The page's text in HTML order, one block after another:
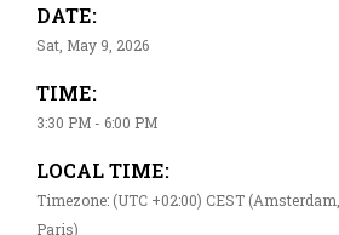
DATE:
Sat, May 9, 2026
TIME:
3:30 PM - 6:00 PM
LOCAL TIME:
Timezone: (UTC +02:00) CEST
Paris)